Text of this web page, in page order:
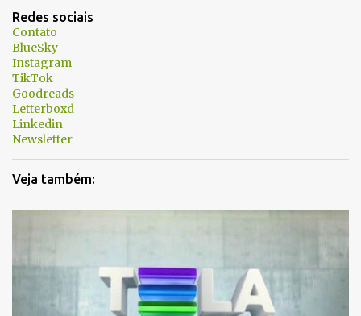
á
r
i
o
s
Redes sociais
Contato
BlueSky
Instagram
TikTok
Goodreads
Letterboxd
Linkedin
Newsletter
Veja também: